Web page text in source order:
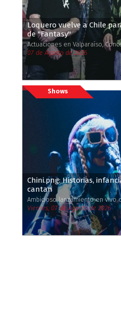
Loquero vuelve a Chile
de ''Fantasy''
Actuaciones en Valparaíso,
07 de Agosto de 2026
Shows
Chini.png: Historias,
cantan
Ambicioso lanzamiento en vivo
Viernes, 07 de Agosto de 2026